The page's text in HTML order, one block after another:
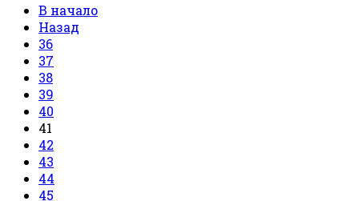
В начало
Назад
36
37
38
39
40
41
42
43
44
45